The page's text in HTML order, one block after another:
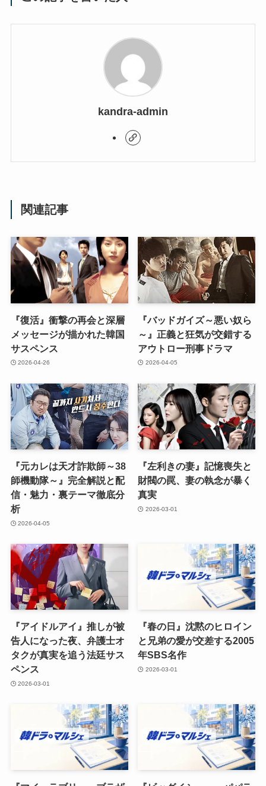
kandra-admin
関連記事
『復活』衝撃の再会と深層
メッセージが描かれた韓国
サスペンス
2026-04-26
『バッドガイズ～悪い奴ら
～』正義と狂気が交錯する
アウトロー刑事ドラマ
2026-04-05
『元カレは天才詐欺師～38
師機動隊～』完全解説と配
信・魅力・裏テーマ徹底分
析
2026-04-05
『左利きの妻』記憶喪失と
財閥の罠、妻の執念が暴く
真実
2026-03-01
『アイドルアイ』推しが被
告人になった夜、弁護士オ
タクが真実を追う法廷サス
ペンス
2026-03-01
『春の日』沈黙のヒロイン
と兄弟の愛が交差する2005
年SBS名作
2026-03-01